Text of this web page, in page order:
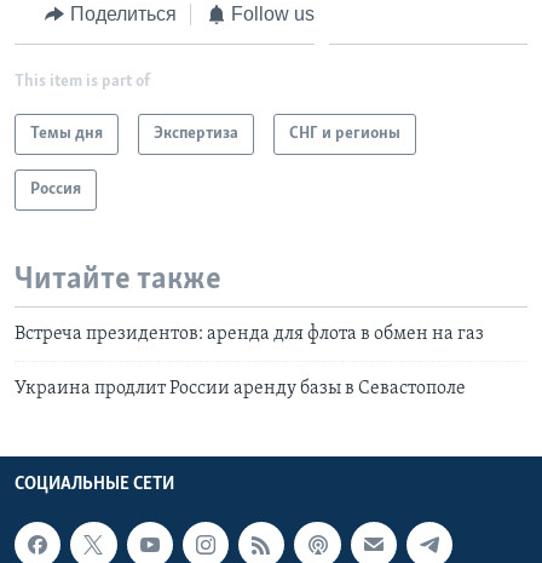
Поделиться Follow us
This item is part of
Темы дня Экспертиза СНГ и регионы
Россия
Читайте также
Встреча президентов: аренда для флота в обмен на газ
Украина продлит России аренду базы в Севастополе
СОЦИАЛЬНЫЕ СЕТИ